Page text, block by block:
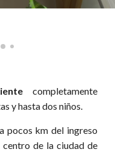
completamente
y hasta dos niños.
pocos km del ingreso
de la ciudad de